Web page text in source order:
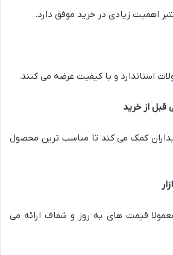
اهمیت زیادی در خرید موفق دارد.
استاندارد و با کیفیت عرضه می کنند.
از خرید
کمک می کند تا مناسب ترین محصول
قیمت های به روز و شفاف ارائه می